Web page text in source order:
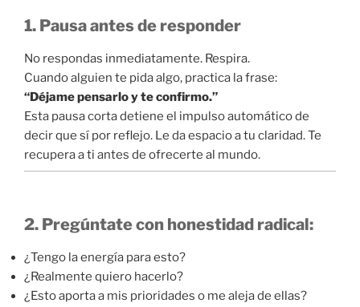
1. Pausa antes de responder
No respondas inmediatamente. Respira.
Cuando alguien te pida algo, practica la frase:
“Déjame pensarlo y te confirmo.”
Esta pausa corta detiene el impulso automático de
decir que sí por reflejo. Le da espacio a tu claridad. Te
recupera a ti antes de ofrecerte al mundo.
2. Pregúntate con honestidad radical:
¿Tengo la energía para esto?
¿Realmente quiero hacerlo?
¿Esto aporta a mis prioridades o me aleja de ellas?